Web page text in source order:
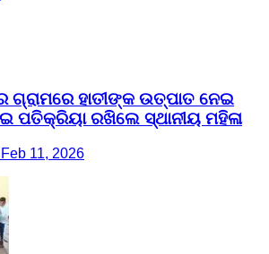
ହାତୀଙ୍କ ଉତ୍ପାତ ନେଇ
ପତିକ୍ରିୟା ରଖିଲେ ସ୍ଥାନୀୟ ମହିଳା
11, 2026